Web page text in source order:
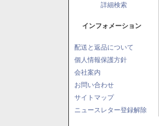
詳細検索
インフォメーション
配送と返品について
個人情報保護方針
会社案内
お問い合わせ
サイトマップ
ニュースレター登録解除